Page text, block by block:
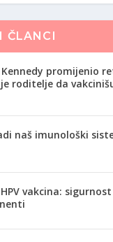
ČLANCI
promijenio
roditelje da
naš imunološki
vakcina: